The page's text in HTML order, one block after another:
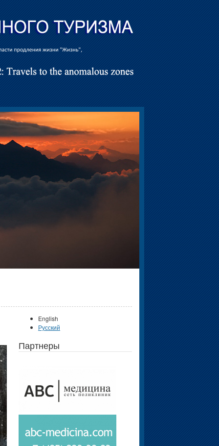
English
Русский
Партнеры